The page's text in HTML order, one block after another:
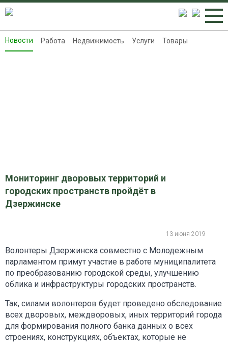
Новости
Новости Работа Недвижимость Услуги Товары
Мониторинг дворовых территорий и
городских пространств пройдёт в
Дзержинске
13 июня 2019
Волонтеры Дзержинска совместно с Молодежным
парламентом примут участие в работе муниципалитета
по преобразованию городской среды, улучшению
облика и инфраструктуры городских пространств.
Так, силами волонтеров будет проведено обследование
всех дворовых, междворовых, иных территорий города
для формирования полного банка данных о всех
строениях, конструкциях, объектах, которые не